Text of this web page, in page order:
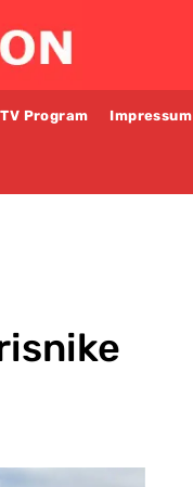
TV Program Impressum